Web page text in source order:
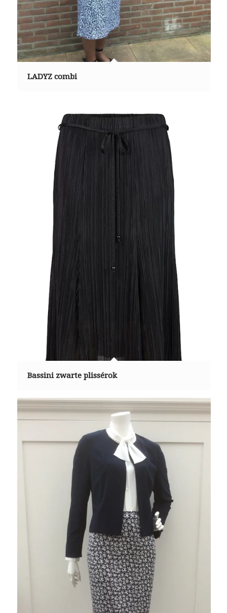
LADYZ combi
Bassini zwarte plissérok